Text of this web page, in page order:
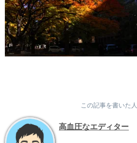
この記事を書いた人
高血圧なエディター